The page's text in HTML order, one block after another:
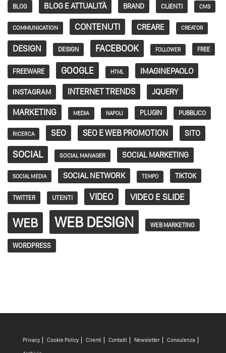
BLOG BLOG E ATTUALITÀ BRAND CLIENTI CMS
COMMUNICATION CONTENUTI CREARE CREATOR
DESIGN DESIGN FACEBOOK FOLLOWER FREE
FREEWARE GOOGLE HTML IMAGINEPAOLO
INSTAGRAM INTERNET TRENDS JQUERY
MARKETING MEDIA NAPOLI PLUGIN PUBBLICO
RICERCA SEO SEO E WEB PROMOTION SITO
SOCIAL SOCIAL MANAGER SOCIAL MARKETING
SOCIAL MEDIA SOCIAL NETWORK TEMPO TIKTOK
TWITTER UTENTI VIDEO VIDEO E SLIDE
WEB WEB DESIGN WEB MARKETING
WORDPRESS
Privacy Cookie Policy Clienti Contatti Newsletter Consulenza